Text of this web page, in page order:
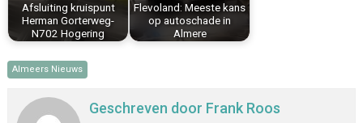
Afsluiting kruispunt
Herman Gorterweg-
N702 Hogering
Flevoland: Meeste kans
op autoschade in
Almere
Almeers Nieuws
Geschreven door Frank Roos